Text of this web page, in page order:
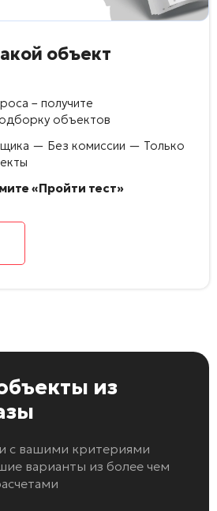
объект
– получите
объектов
— Без комиссии — Только
«Пройти тест»
из
с вашими критериями
варианты из более чем